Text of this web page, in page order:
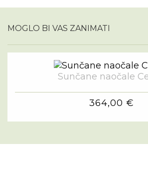
MOGLO BI VAS ZANIMATI
Sunčane naočale
364,00 €